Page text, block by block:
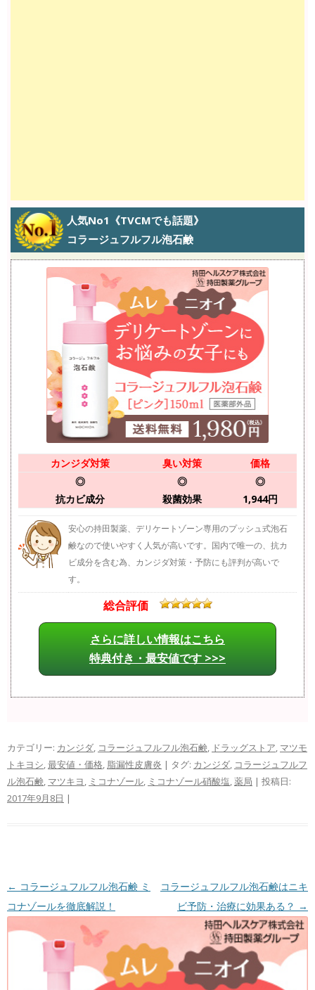
人気No1《TVCMでも話題》
コラージュフルフル泡石鹸
カンジダ対策 臭い対策
価格
◎
抗カビ成分
◎
殺菌効果
◎
1,944円
安心の持田製薬、デリケートゾーン専用のプッシュ式泡石
鹸なので使いやすく人気が高いです。国内で唯一の、抗カ
ビ成分を含む為、カンジダ対策・予防にも評判が高いで
す。
総合評価
さらに詳しい情報はこちら
特典付き・最安値です >>>
カテゴリー: カンジダ, コラージュフルフル泡石鹸, ドラッグストア, マツモ
トキヨシ,最安値・価格, 脂漏性皮膚炎 | タグ: カンジダ, コラージュフルフ
ル泡石鹸, マツキヨ, ミコナゾール, ミコナゾール硝酸塩,薬局 | 投稿日:
2017年9月8日 |
投稿ナビゲーション
← コラージュフルフル泡石鹸 ミ
コナゾールを徹底解説！
コラージュフルフル泡石鹸はニキ
ビ予防・治療に効果ある？ →